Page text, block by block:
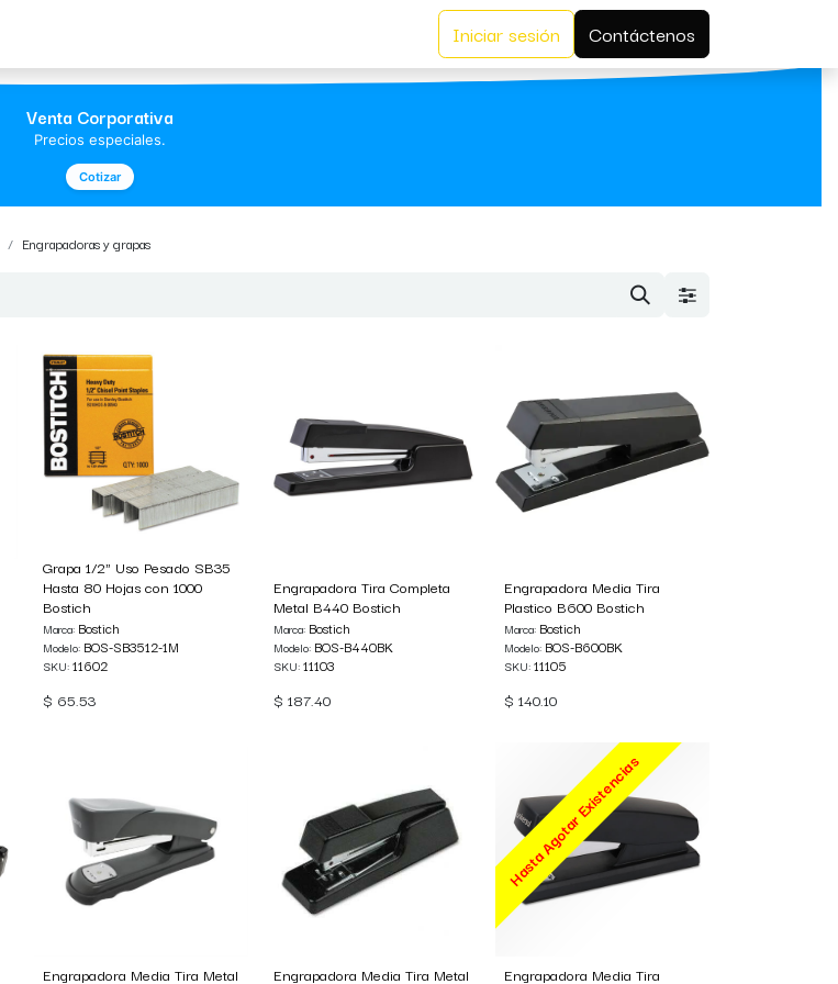
Iniciar sesión Contáctenos
Venta Corporativa
Precios especiales.
Cotizar
Engrapadoras y grapas
Grapa 1/2" Uso Pesado SB35
Hasta 80 Hojas con 1000
Bostich
Marca: Bostich
Modelo: BOS-SB3512-1M
SKU:11602
$ 65.53
Engrapadora Tira Completa
Metal B440 Bostich
Marca: Bostich
Modelo: BOS-B440BK
SKU:11103
$ 187.40
Engrapadora Media Tira
Plastico B600 Bostich
Marca: Bostich
Modelo: BOS-B600BK
SKU:11105
$ 140.10
Engrapadora Media Tira Metal
Engrapadora Media Tira Metal
Hasta Agotar Existencias
Engrapadora Media Tira